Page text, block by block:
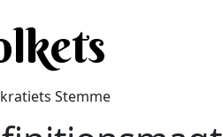
Stemme